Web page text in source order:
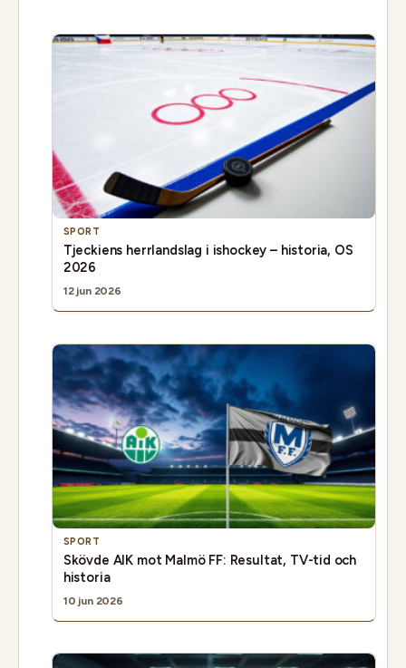
SPORT
Tjeckiens herrlandslag i ishockey – historia, OS
2026
12 jun 2026
SPORT
Skövde AIK mot Malmö FF: Resultat, TV-tid och
historia
10 jun 2026